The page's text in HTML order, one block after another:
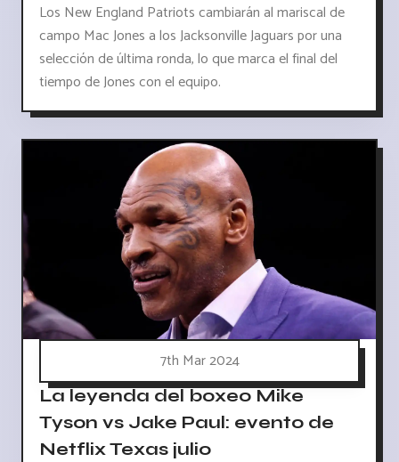
Los New England Patriots cambiarán al mariscal de
campo Mac Jones a los Jacksonville Jaguars por una
selección de última ronda, lo que marca el final del
tiempo de Jones con el equipo.
7th Mar 2024
La leyenda del boxeo Mike
Tyson vs Jake Paul: evento de
Netflix Texas julio